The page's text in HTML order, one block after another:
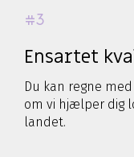
#3
Ensartet
Du kan regne
om vi hjælper dig
landet.